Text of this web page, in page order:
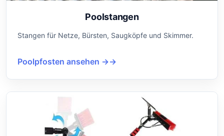
Poolstangen
Stangen für Netze, Bürsten, Saugköpfe und Skimmer.
Poolpfosten ansehen →